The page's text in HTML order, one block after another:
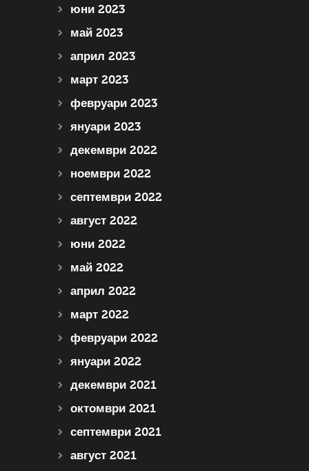
юни 2023
май 2023
април 2023
март 2023
февруари 2023
януари 2023
декември 2022
ноември 2022
септември 2022
август 2022
юни 2022
май 2022
април 2022
март 2022
февруари 2022
януари 2022
декември 2021
октомври 2021
септември 2021
август 2021